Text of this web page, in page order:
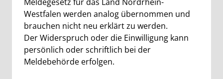
Westfalen werden analog übernommen und
brauchen nicht neu erklärt zu werden.
Der Widerspruch oder die Einwilligung kann
persönlich oder schriftlich bei der
Meldebehörde erfolgen.